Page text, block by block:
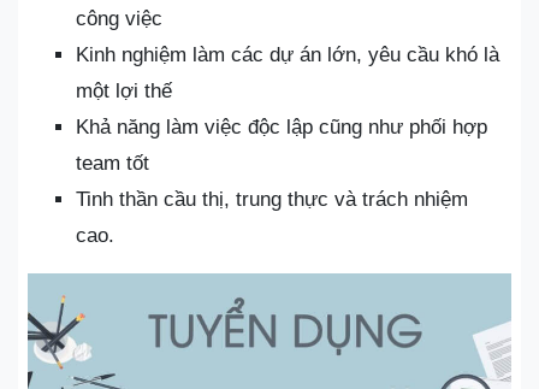
công việc
Kinh nghiệm làm các dự án lớn, yêu cầu khó là
một lợi thế
Khả năng làm việc độc lập cũng như phối hợp
team tốt
Tinh thần cầu thị, trung thực và trách nhiệm
cao.